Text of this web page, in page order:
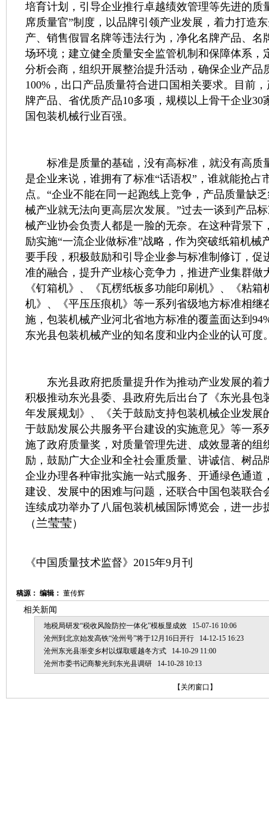
培育计划，引导企业推行卓越绩效管理等先进的质
席质量官”制度，以品牌引领产业发展，着力打造
产、销售假冒名牌等违法行为，净化名牌产品、名
场环境；建立健全质量安全监管机制和保障体系，
分析会商，组织开展整治提升活动，确保企业产品
100%，出口产品质量符合进口国相关要求。目前
牌产品、省优质产品10多项，规模以上骨干企业30
国包装机械行业百强。
标准是质量的基础，没有高标准，就没有高质
是企业来说，谁拥有了标准“话语权”，谁就能抢占
点。“企业不能在同一起跑线上竞争，产品质量缺
械产业就无法向更高层次发展。”过去一谈到产品
械产业协会负责人都是一脸的无奈。在这种背景下
励实施“一流企业做标准”战略，作为突破纸箱机械
要手段，积极鼓励和引导企业参与标准制修订，促
准的融合，提升产业核心竞争力，推进产业集群做
《钉箱机》、《瓦楞纸板多功能印刷机》、《粘箱
机》、《平压压痕机》等一系列省级地方标准相继
施，包装机械产业河北省地方标准的覆盖面达到
东光县包装机械产业的知名度和业内企业的认可度
东光县政府把质量提升作为推动产业发展的着
积极推动东光县委、县政府先后出台了《东光县包
年发展规划》、《关于鼓励支持包装机械企业发展
于鼓励发展公共服务平台建设的实施意见》等一系
施了政府质量奖，对质量管理先进、成效显著的组
励，鼓励广大企业和全社会重质量、讲诚信、树品
企业办理各种审批实施一站式服务、开通绿色通道
建设、发展中的困难与问题，还联合中国包装联合
连续成功举办了八届包装机械国际博览会，进一步
（ 兰莹莹）
《中国质量技术监督》2015年9月刊
稿源： 编辑： 董传辉
相关新闻
地税局研发“税收风险防控一体化”模板显成效15-07-16 10:06
沧州到北京始发高铁“沧州号”将于12月16日开行14-12-15 16:23
沧州东光县渐变乡村以煤取暖越冬方式14-10-29 11:00
沧州市委书记商黎光到东光县调研14-10-28 10:13
【 关闭窗口 】